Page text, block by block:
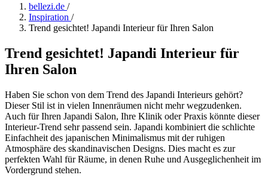
bellezi.de /
Inspiration /
Trend gesichtet! Japandi Interieur für Ihren Salon
Trend gesichtet! Japandi Interieur für
Ihren Salon
Haben Sie schon von dem Trend des Japandi Interieurs gehört?
Dieser Stil ist in vielen Innenräumen nicht mehr wegzudenken.
Auch für Ihren Japandi Salon, Ihre Klinik oder Praxis könnte dieser
Interieur-Trend sehr passend sein. Japandi kombiniert die schlichte
Einfachheit des japanischen Minimalismus mit der ruhigen
Atmosphäre des skandinavischen Designs. Dies macht es zur
perfekten Wahl für Räume, in denen Ruhe und Ausgeglichenheit im
Vordergrund stehen.